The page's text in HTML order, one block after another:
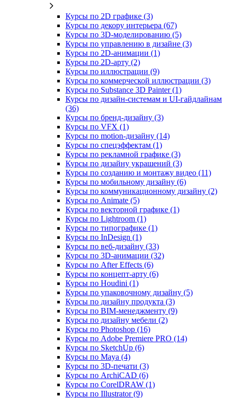
Курсы по 2D графике (3)
Курсы по декору интерьера (67)
Курсы по 3D‑моделированию (5)
Курсы по управлению в дизайне (3)
Курсы по 2D‑анимации (1)
Курсы по 2D‑арту (2)
Курсы по иллюстрации (9)
Курсы по коммерческой иллюстрации (3)
Курсы по Substance 3D Painter (1)
Курсы по дизайн-системам и UI-гайдлайнам
(36)
Курсы по бренд‑дизайну (3)
Курсы по VFX (1)
Курсы по motion-дизайну (14)
Курсы по спецэффектам (1)
Курсы по рекламной графике (3)
Курсы по дизайну украшений (3)
Курсы по созданию и монтажу видео (11)
Курсы по мобильному дизайну (6)
Курсы по коммуникационному дизайну (2)
Курсы по Animate (5)
Курсы по векторной графике (1)
Курсы по Lightroom (1)
Курсы по типографике (1)
Курсы по InDesign (1)
Курсы по веб‑дизайну (33)
Курсы по 3D‑анимации (32)
Курсы по After Effects (6)
Курсы по концепт‑арту (6)
Курсы по Houdini (1)
Курсы по упаковочному дизайну (5)
Курсы по дизайну продукта (3)
Курсы по BIM‑менеджменту (9)
Курсы по дизайну мебели (2)
Курсы по Photoshop (16)
Курсы по Adobe Premiere PRO (14)
Курсы по SketchUp (6)
Курсы по Maya (4)
Курсы по 3D-печати (3)
Курсы по ArchiCAD (6)
Курсы по CorelDRAW (1)
Курсы по Illustrator (9)